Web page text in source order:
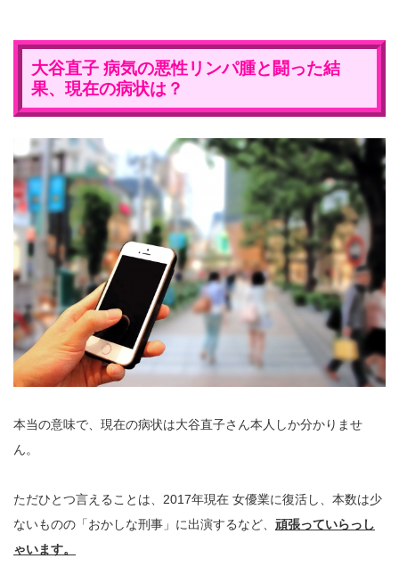
大谷直子 病気の悪性リンパ腫と闘った結
果、現在の病状は？
本当の意味で、現在の病状は大谷直子さん本人しか分かりませ
ん。
ただひとつ言えることは、2017年現在 女優業に復活し、本数は少
ないものの「おかしな刑事」に出演するなど、 頑張っていらっし
ゃいます。